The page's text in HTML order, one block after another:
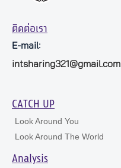
ติดต่อเรา
E-mail:
intsharing321@gmail.com
CATCH UP
Look Around You
Look Around The World
Analysis